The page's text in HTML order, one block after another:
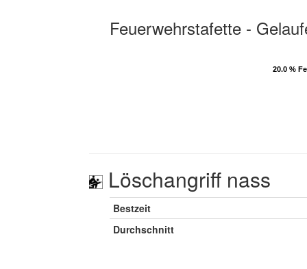
Feuerwehrstafette -
20.0 %
20.0 %
Löschangriff nass
Bestzeit
Durchschnitt